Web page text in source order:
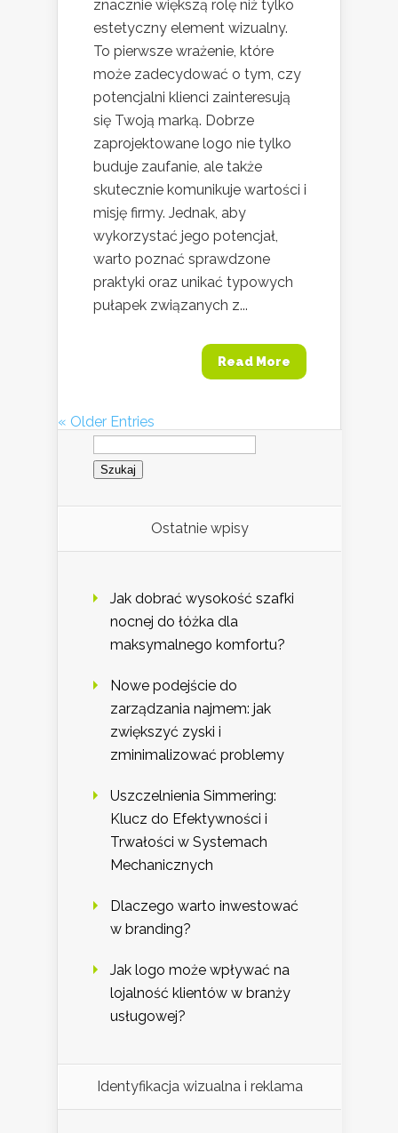
znacznie większą rolę niż tylko
estetyczny element wizualny.
To pierwsze wrażenie, które
może zadecydować o tym, czy
potencjalni klienci zainteresują
się Twoją marką. Dobrze
zaprojektowane logo nie tylko
buduje zaufanie, ale także
skutecznie komunikuje wartości i
misję firmy. Jednak, aby
wykorzystać jego potencjał,
warto poznać sprawdzone
praktyki oraz unikać typowych
pułapek związanych z...
Read More
« Older Entries
Szukaj:
Ostatnie wpisy
Jak dobrać wysokość szafki
nocnej do łóżka dla
maksymalnego komfortu?
Nowe podejście do
zarządzania najmem: jak
zwiększyć zyski i
zminimalizować problemy
Uszczelnienia Simmering:
Klucz do Efektywności i
Trwałości w Systemach
Mechanicznych
Dlaczego warto inwestować
w branding?
Jak logo może wpływać na
lojalność klientów w branży
usługowej?
Identyfikacja wizualna i reklama